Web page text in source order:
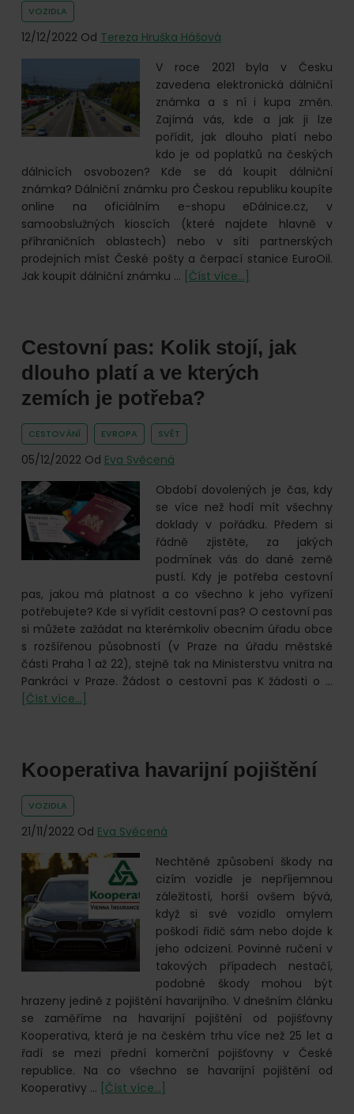
to?
VOZIDLA
12/12/2022Od Tereza Hruška Hášová
V roce 2021 byla v Česku
zavedena elektronická dálniční
známka a s ní i kupa změn.
Zajímá vás, kde a jak ji lze
pořídit, jak dlouho platí nebo
kdo je od poplatků na českých
dálnicích osvobozen? Kde se dá koupit dálniční
známka? Dálniční známku pro Českou republiku koupíte
online na oficiálním e-shopu eDálnice.cz, v
samoobslužných kioscích (které najdete hlavně v
příhraničních oblastech) nebo v síti partnerských
prodejních míst České pošty a čerpací stanice EuroOil.
Jak koupit dálniční známku … [Číst více...]
v
ČR:
Vše,
Cestovní pas: Kolik stojí, jak
dlouho platí a ve kterých
zemích je potřeba?
CESTOVÁNÍ EVROPA SVĚT
05/12/2022Od Eva Svěcená
Období dovolených je čas, kdy
se více než hodí mít všechny
doklady v pořádku. Předem si
řádně zjistěte, za jakých
podmínek vás do dané země
pustí. Kdy je potřeba cestovní
pas, jakou má platnost a co všechno k jeho vyřízení
potřebujete? Kde si vyřídit cestovní pas? O cestovní pas
si můžete zažádat na kterémkoliv obecním úřadu obce
s rozšířenou působností (v Praze na úřadu městské
části Praha 1 až 22), stejně tak na Ministerstvu vnitra na
Pankráci v Praze. Žádost o cestovní pas K žádosti o …
[Číst více...]
stojí,
a
ve
kterých
zemích
je
potřeba?
Kooperativa havarijní pojištění
VOZIDLA
21/11/2022Od Eva Svěcená
Nechtěné způsobení škody na
cizím vozidle je nepříjemnou
záležitostí, horší ovšem bývá,
když si své vozidlo omylem
poškodí řidič sám nebo dojde k
jeho odcizení. Povinné ručení v
takových případech nestačí,
podobné škody mohou být
hrazeny jedině z pojištění havarijního. V dnešním článku
se zaměříme na havarijní pojištění od pojišťovny
Kooperativa, která je na českém trhu více než 25 let a
řadí se mezi přední komerční pojišťovny v České
republice. Na co všechno se havarijní pojištění od
Kooperativy … [Číst více...]